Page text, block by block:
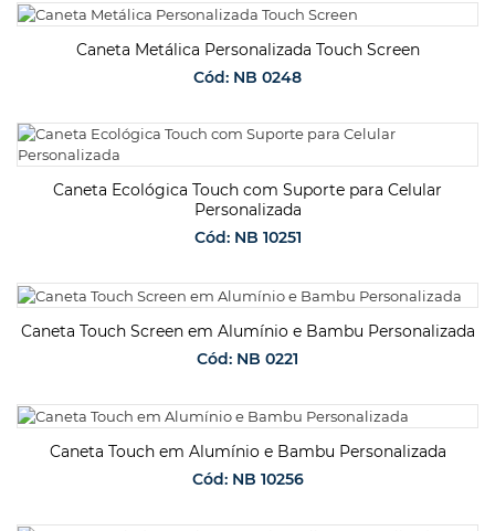
SOLICITAR ORÇAMENTO
Caneta Metálica Personalizada Touch Screen
Cód: NB 0248
SOLICITAR ORÇAMENTO
Caneta Ecológica Touch com Suporte para Celular
Personalizada
Cód: NB 10251
SOLICITAR ORÇAMENTO
Caneta Touch Screen em Alumínio e Bambu Personalizada
Cód: NB 0221
SOLICITAR ORÇAMENTO
Caneta Touch em Alumínio e Bambu Personalizada
Cód: NB 10256